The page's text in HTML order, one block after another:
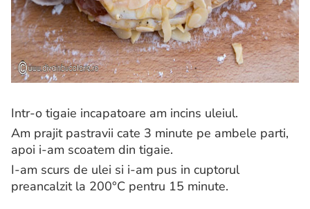
Intr-o tigaie incapatoare am incins uleiul.
Am prajit pastravii cate 3 minute pe ambele parti,
apoi i-am scoatem din tigaie.
I-am scurs de ulei si i-am pus in cuptorul
preancalzit la 200°C pentru 15 minute.